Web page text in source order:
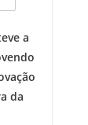
a
da